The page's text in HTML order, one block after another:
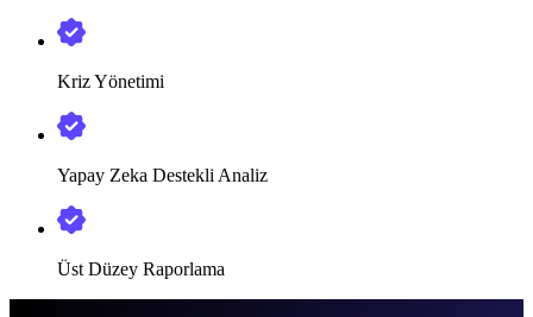
Kriz Yönetimi
Yapay Zeka Destekli Analiz
Üst Düzey Raporlama